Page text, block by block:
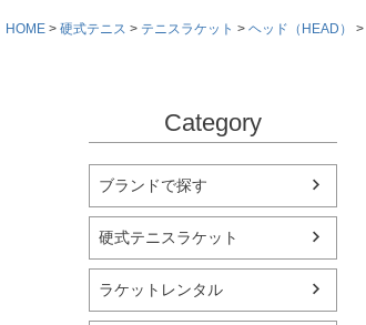
HOME 硬式テニス テニスラケット ヘッド（HEAD）
Category
ブランドで探す
硬式テニスラケット
ラケットレンタル